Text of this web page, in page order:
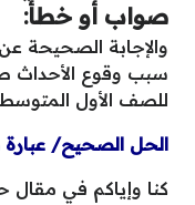
صواب أو خطأ:
والإجابة الصحيحة
سبب وقوع الأحداث
للصف الأول المتوسط
الحل الصحيح/
كنا وإياكم في مقال